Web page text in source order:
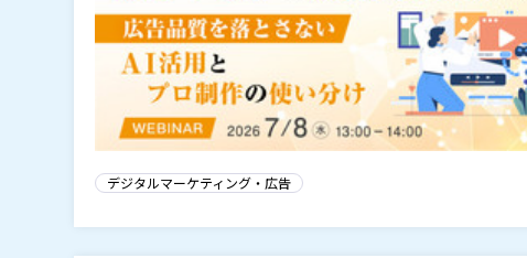
デジタルマーケティング・広告